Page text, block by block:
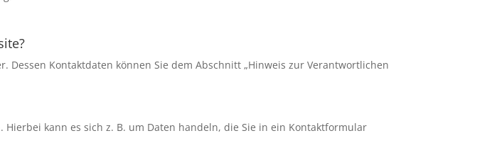
Kontaktdaten können Sie dem Abschnitt „Hinweis zur Verantwortlichen
kann es sich z. B. um Daten handeln, die Sie in ein Kontaktformular